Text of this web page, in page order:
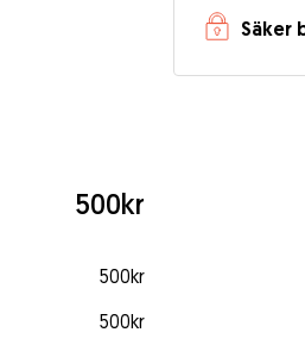
500kr
500kr
500kr
Säker